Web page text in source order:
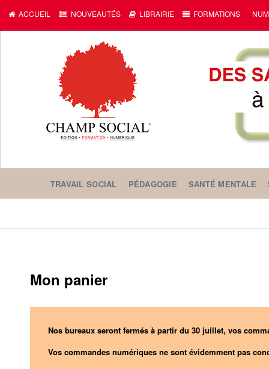
ACCUEIL NOUVEAUTÉS LIBRAIRIE FORMATIONS
TRAVAIL SOCIAL PÉDAGOGIE SANTÉ MENTALE
Mon panier
Nos bureaux seront fermés à partir du 30 juillet, vos
Vos commandes numériques ne sont évidemment pas